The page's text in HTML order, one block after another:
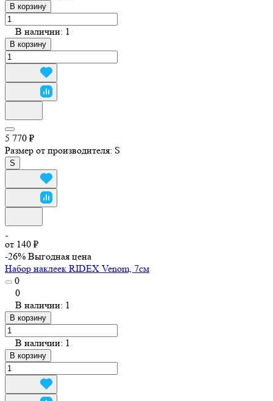
В корзину
В наличии: 1
В корзину
5 770 ₽
Размер от производителя: S
S
от 140 ₽
-26% Выгодная цена
Набор наклеек RIDEX Venom, 7см
0
0
В наличии: 1
В корзину
В наличии: 1
В корзину